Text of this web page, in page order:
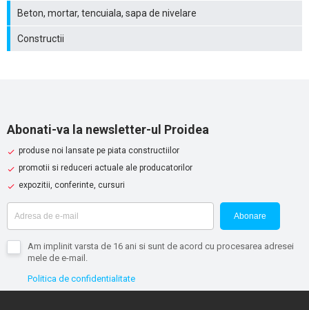
Beton, mortar, tencuiala, sapa de nivelare
Constructii
Abonati-va la newsletter-ul Proidea
produse noi lansate pe piata constructiilor
promotii si reduceri actuale ale producatorilor
expozitii, conferinte, cursuri
Abonare
Am implinit varsta de 16 ani si sunt de acord cu procesarea adresei
mele de e-mail.
Politica de confidentialitate